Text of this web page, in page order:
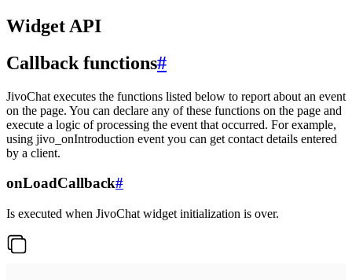
Widget API
Callback functions#
JivoChat executes the functions listed below to report about an event
on the page. You can declare any of these functions on the page and
execute a logic of processing the event that occurred. For example,
using jivo_onIntroduction event you can get contact details entered
by a client.
onLoadCallback#
Is executed when JivoChat widget initialization is over.